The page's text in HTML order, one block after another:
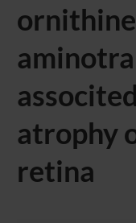
ornithine
atrophy
retina